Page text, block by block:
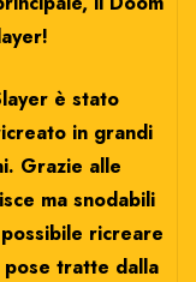
è stato
in grandi
Grazie alle
ma snodabili
ricreare
pose tratte dalla